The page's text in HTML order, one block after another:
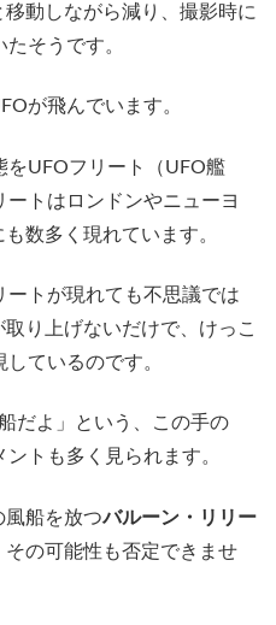
動しながら減り、撮影時に
そうです。
が飛んでいます。
をUFOフリート（UFO艦
トはロンドンやニューヨ
数多く現れています。
トが現れても不思議では
り上げないだけで、けっこ
ているのです。
だよ」という、この手の
トも多く見られます。
風船を放つバルーン・リリー
の可能性も否定できませ